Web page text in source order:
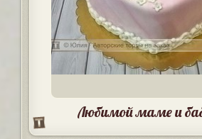
Любимой маме и